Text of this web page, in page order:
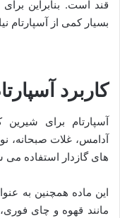
قند است. بنابراین
بسیار کمی از آسپارتام
کاربرد
آسپارتام برای
آدامس، غلات صبحانه،
های گازدار استفاده می
این ماده همچنین به
مانند قهوه و چای